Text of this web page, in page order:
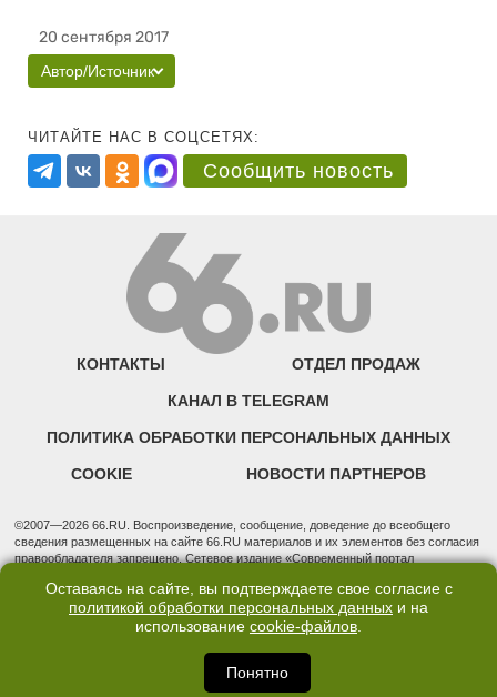
20 сентября 2017
Автор/Источник
ЧИТАЙТЕ НАС В СОЦСЕТЯХ:
Сообщить новость
КОНТАКТЫ ОТДЕЛ ПРОДАЖ
КАНАЛ В TELEGRAM
ПОЛИТИКА ОБРАБОТКИ ПЕРСОНАЛЬНЫХ ДАННЫХ
COOKIE НОВОСТИ ПАРТНЕРОВ
©2007—2026 66.RU. Воспроизведение, сообщение, доведение до всеобщего
сведения размещенных на сайте 66.RU материалов и их элементов без согласия
правообладателя запрещено. Сетевое издание «Современный портал
надзору в сфере связи, информационных технологий и массовых коммуникаций
(Роскомнадзор). Регистрационный номер ЭЛ № ФС 77 - 76634 от 02.09.2019
Учредитель: Общество с ограниченной ответственностью "66.ру". Юридический
3, оф. 7015 Фактический адрес редакции и отдела продаж: 620014, Свердловская
обл., г. Екатеринбург, ул. Бориса Ельцина, д. 3, оф. 7015, +7 (343) 288-50-66
info@news.66.ru Главный редактор: Шлыков Дмитрий Владимирович
Оставаясь на сайте, вы подтверждаете свое согласие с
политикой обработки персональных данных и на
использование cookie-файлов.
Понятно